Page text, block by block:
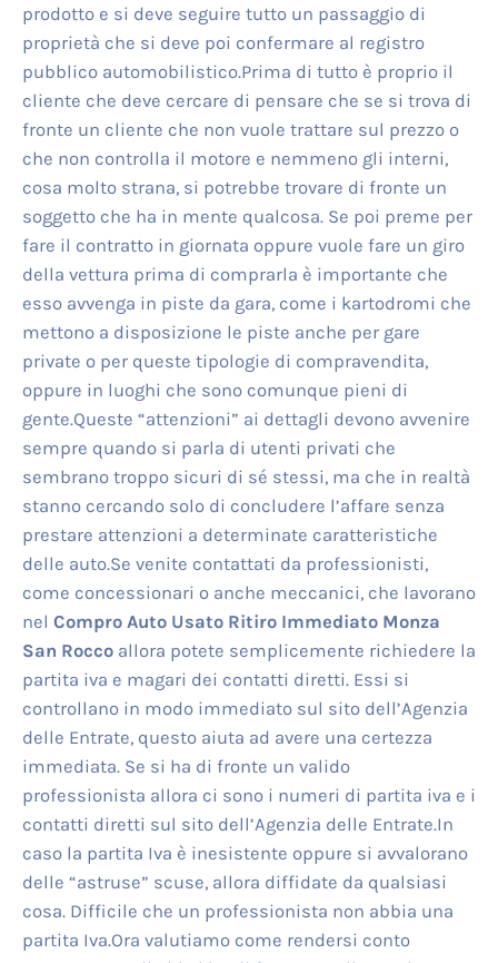
prodotto e si deve seguire tutto un passaggio di
proprietà che si deve poi confermare al registro
pubblico automobilistico.Prima di tutto è proprio il
cliente che deve cercare di pensare che se si trova di
fronte un cliente che non vuole trattare sul prezzo o
che non controlla il motore e nemmeno gli interni,
cosa molto strana, si potrebbe trovare di fronte un
soggetto che ha in mente qualcosa. Se poi preme per
fare il contratto in giornata oppure vuole fare un giro
della vettura prima di comprarla è importante che
esso avvenga in piste da gara, come i kartodromi che
mettono a disposizione le piste anche per gare
private o per queste tipologie di compravendita,
oppure in luoghi che sono comunque pieni di
gente.Queste “attenzioni” ai dettagli devono avvenire
sempre quando si parla di utenti privati che
sembrano troppo sicuri di sé stessi, ma che in realtà
stanno cercando solo di concludere l’affare senza
prestare attenzioni a determinate caratteristiche
delle auto.Se venite contattati da professionisti,
come concessionari o anche meccanici, che lavorano
nel Compro Auto Usato Ritiro Immediato Monza
San Roccoallora potete semplicemente richiedere la
partita iva e magari dei contatti diretti. Essi si
controllano in modo immediato sul sito dell’Agenzia
delle Entrate, questo aiuta ad avere una certezza
immediata. Se si ha di fronte un valido
professionista allora ci sono i numeri di partita iva e i
contatti diretti sul sito dell’Agenzia delle Entrate.In
caso la partita Iva è inesistente oppure si avvalorano
delle “astruse” scuse, allora diffidate da qualsiasi
cosa. Difficile che un professionista non abbia una
partita Iva.Ora valutiamo come rendersi conto